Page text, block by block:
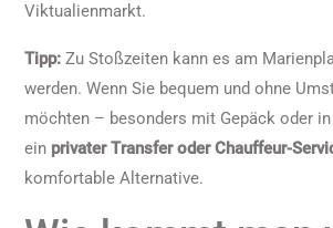
Viktualienmarkt.
Tipp: Zu Stoßzeiten kann es am
werden. Wenn Sie bequem und ohne
möchten – besonders mit Gepäck oder
ein privater Transfer oder Chauffeur-
komfortable Alternative.